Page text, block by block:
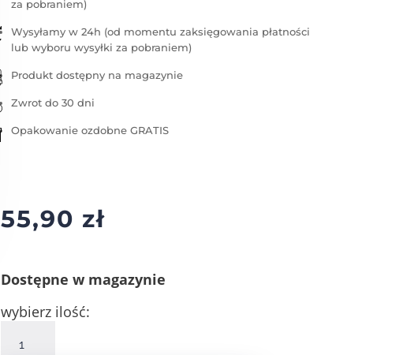
za pobraniem)
Wysyłamy w 24h (od momentu zaksięgowania płatności
lub wyboru wysyłki za pobraniem)
Produkt dostępny na magazynie
Zwrot do 30 dni
Opakowanie ozdobne GRATIS
55,90 zł
Dostępne w magazynie
wybierz ilość:
Srebrne